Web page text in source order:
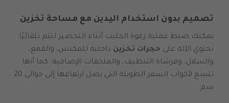
تصميم بدون استخدام اليدين مع مساحة تخزين
يمكنك ضبط عملية رغوة الحليب أثناء التحضير لتتم تلقائيًا.
تحتوي الآلة على حجرات تخزين داخلية للمكبس، والقمع،
والسلال، وفرشاة التنظيف، والملحقات الإضافية. كما أنها
تتسع لأكواب السفر الطويلة التي يصل ارتفاعها إلى حوالي 20
سم.